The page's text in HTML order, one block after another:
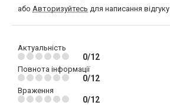
або Авторизуйтесь для написання відгуку
Актуальність
0/12
Повнота інформації
0/12
Враження
0/12